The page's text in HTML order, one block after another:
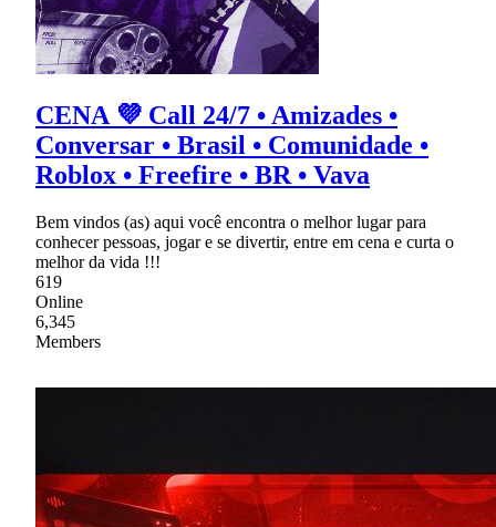
CENA 💜 Call 24/7 • Amizades •
Conversar • Brasil • Comunidade •
Roblox • Freefire • BR • Vava
Bem vindos (as) aqui você encontra o melhor lugar para
conhecer pessoas, jogar e se divertir, entre em cena e curta o
melhor da vida !!!
619
Online
6,345
Members